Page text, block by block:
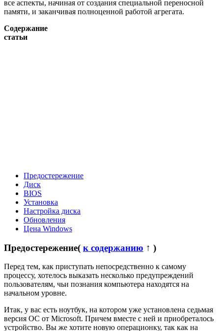
все аспекты, начиная от создания специальной переносной
памяти, и заканчивая полноценной работой агрегата.
Содержание
статьи
Предостережение
Диск
BIOS
Установка
Настройка диска
Обновления
Цена Windows
Предостережение( к содержанию ↑ )
Перед тем, как приступать непосредственно к самому
процессу, хотелось выказать несколько предупреждений
пользователям, чьи познания компьютера находятся на
начальном уровне.
Итак, у вас есть ноутбук, на котором уже установлена седьмая
версия ОС от Microsoft. Причем вместе с ней и приобреталось
устройство. Вы же хотите новую операционку, так как на